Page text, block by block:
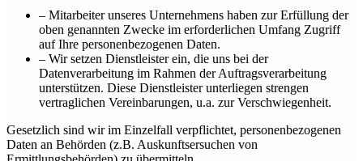
– Mitarbeiter unseres Unternehmens haben zur Erfüllung der
oben genannten Zwecke im erforderlichen Umfang Zugriff
auf Ihre personenbezogenen Daten.
– Wir setzen Dienstleister ein, die uns bei der
Datenverarbeitung im Rahmen der Auftragsverarbeitung
unterstützen. Diese Dienstleister unterliegen strengen
vertraglichen Vereinbarungen, u.a. zur Verschwiegenheit.
Gesetzlich sind wir im Einzelfall verpflichtet, personenbezogenen
Daten an Behörden (z.B. Auskunftsersuchen von